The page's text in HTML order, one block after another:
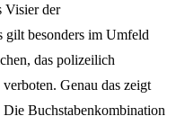
Visier der
gilt besonders im Umfeld
das polizeilich
Genau das zeigt
Buchstabenkombination